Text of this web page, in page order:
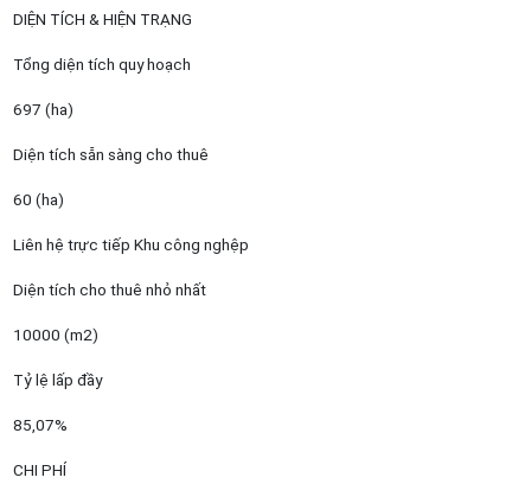
DIỆN TÍCH & HIỆN TRẠNG
Tổng diện tích quy hoạch
697 (ha)
Diện tích sẵn sàng cho thuê
60 (ha)
Liên hệ trực tiếp Khu công nghệp
Diện tích cho thuê nhỏ nhất
10000 (m2)
Tỷ lệ lấp đầy
85,07%
CHI PHÍ